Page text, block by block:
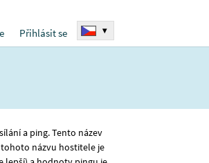
Přihlásit se ▾
a ping. Tento název
názvu hostitele je